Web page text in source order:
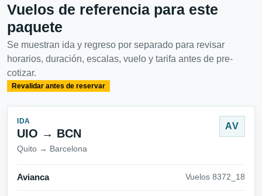
Vuelos de referencia para este
paquete
Se muestran ida y regreso por separado para revisar
horarios, duración, escalas, vuelo y tarifa antes de pre-
cotizar.
Revalidar antes de reservar
IDA
UIO → BCN
Quito → Barcelona
AV
Avianca Vuelos 8372_18